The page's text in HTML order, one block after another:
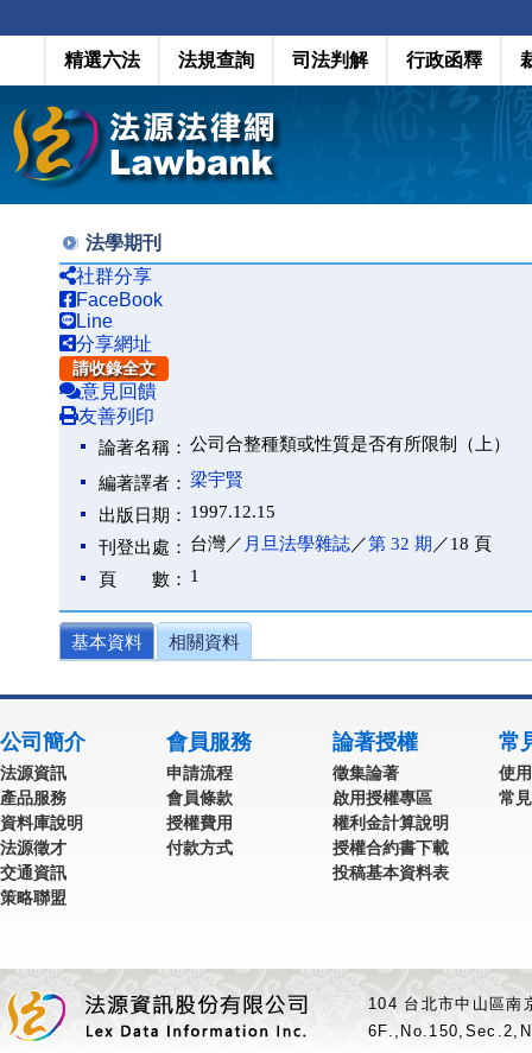
精選六法 法規查詢 司法判解 行政函釋
法學期刊
社群分享
FaceBook
Line
分享網址
請收錄全文
意見回饋
友善列印
論著名稱： 公司合整種類或性質是否有所限制（上）
編著譯者： 梁宇賢
出版日期： 1997.12.15
刊登出處： 台灣／ 月旦法學雜誌／第 32 期 ／18 頁
頁 數： 1
基本資料 相關資料
公司簡介
法源資訊
產品服務
資料庫說明
法源徵才
交通資訊
策略聯盟
會員服務
申請流程
會員條款
授權費用
付款方式
論著授權
徵集論著
啟用授權專區
權利金計算說明
授權合約書下載
投稿基本資料表
常
使
常
104 台北市中山區